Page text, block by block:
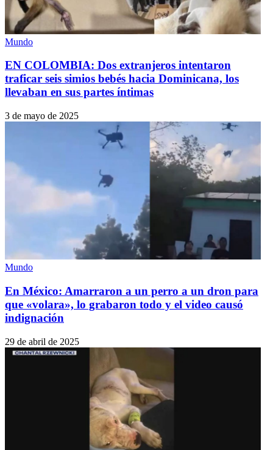
Mundo
EN COLOMBIA: Dos extranjeros intentaron
traficar seis simios bebés hacia Dominicana, los
llevaban en sus partes íntimas
3 de mayo de 2025
Mundo
En México: Amarraron a un perro a un dron para
que «volara», lo grabaron todo y el video causó
indignación
29 de abril de 2025